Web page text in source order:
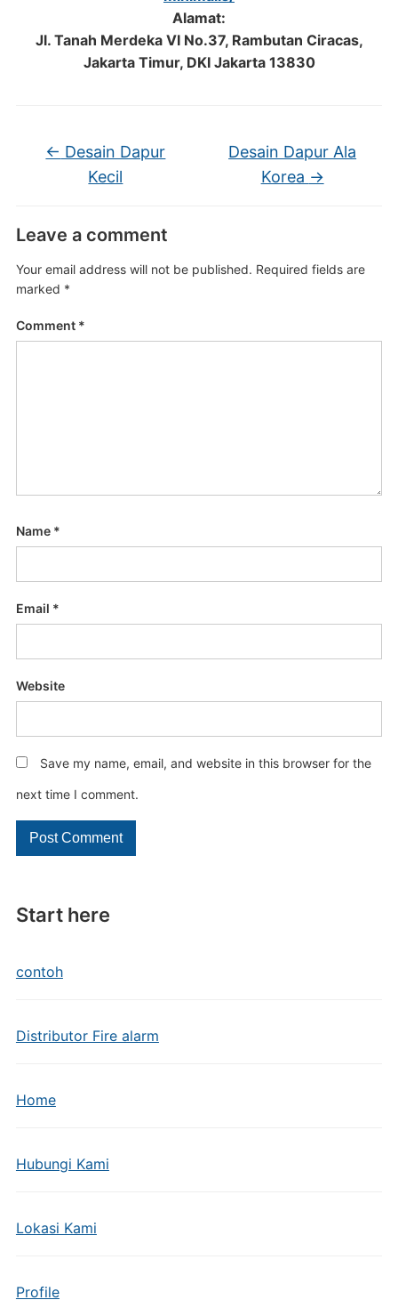
Start here
contoh
Distributor Fire alarm
Home
Hubungi Kami
Lokasi Kami
Profile
Alamat:
Jl. Tanah Merdeka VI No.37, Rambutan Ciracas,
Jakarta Timur, DKI Jakarta 13830
← Desain Dapur
Kecil
Desain Dapur Ala
Korea →
Leave a comment
Your email address will not be published. Required fields are
marked *
Comment *
Name *
Email *
Website
Save my name, email, and website in this browser for the
next time I comment.